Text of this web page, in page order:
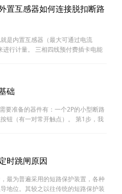
置互感器如何连接脱扣断路
是内置互感器（最大可通过电流
行计量。 三相四线预付费插卡电能
础
要准备的器件有：一个2P的小型断路
一对常开触点）。 第1步，我
时跳闸原因
最为普遍采用的短路保护装置，各种
地位。其较之以往传统的短路保护装